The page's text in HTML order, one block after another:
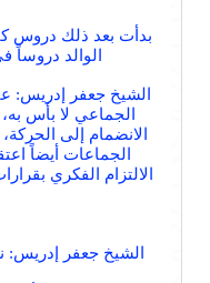
بدأت بعد ذلك دروس
الوالد
الشيخ جعفر إدريس:
الجماعي لا بأس
الانضمام إلى
الجماعات أيضاً
الالتزام الفكري
الشيخ جعفر إدريس: